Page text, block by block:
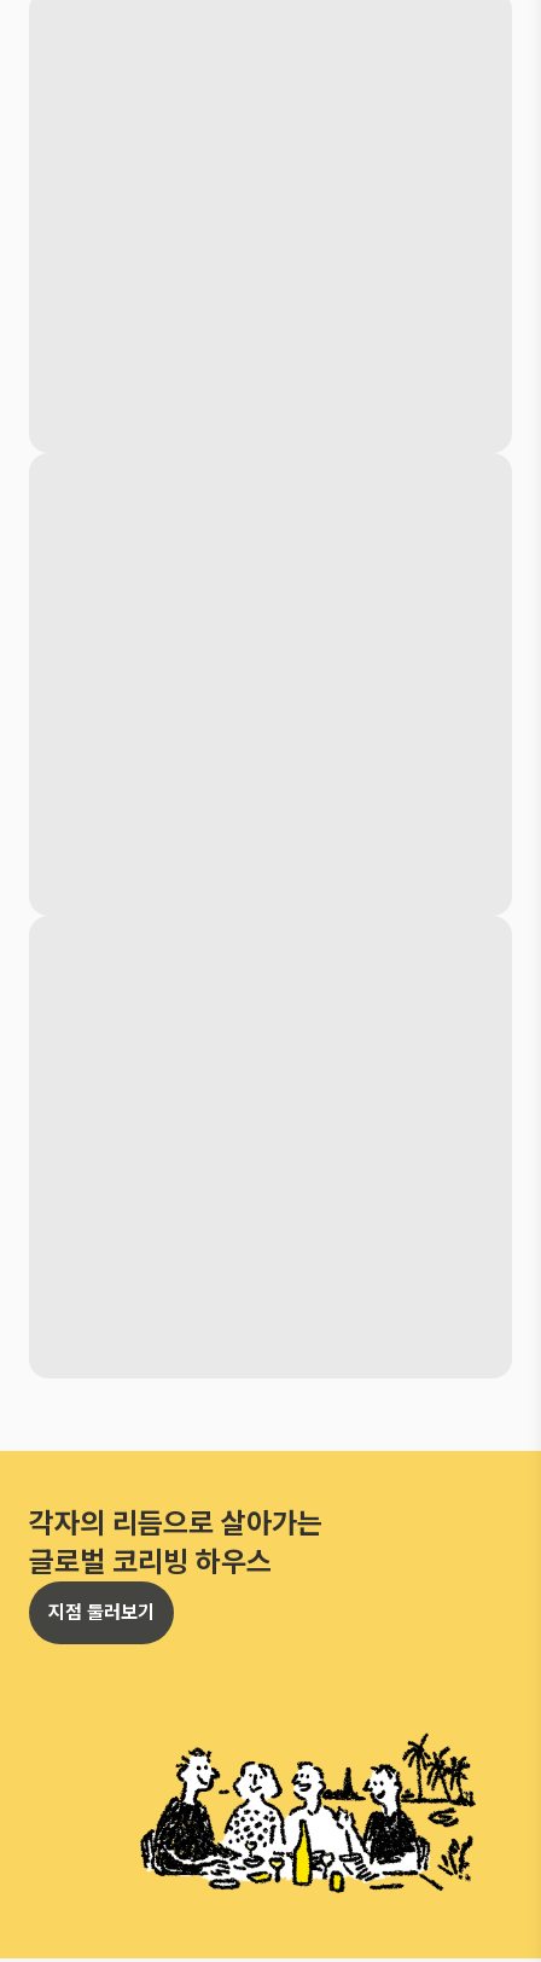
각자의 리듬으로 살아가는
글로벌 코리빙 하우스
지점 둘러보기